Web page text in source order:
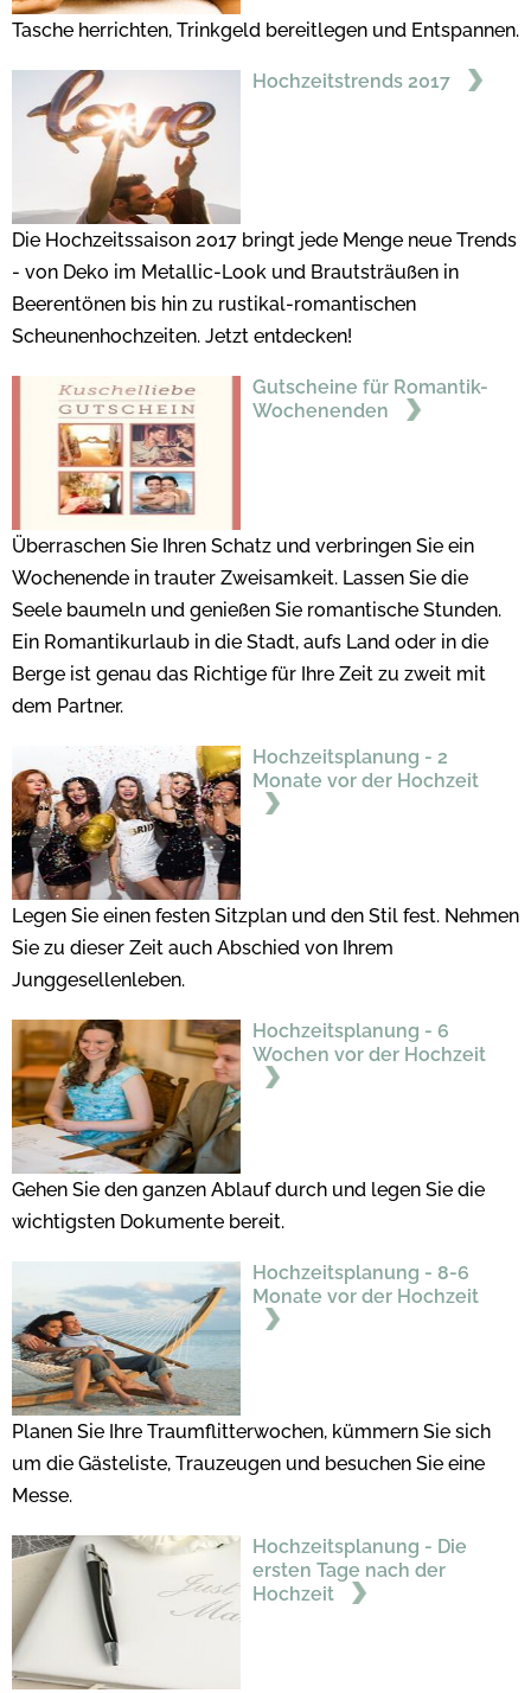
Tasche herrichten, Trinkgeld bereitlegen und Entspannen.
Hochzeitstrends 2017
Die Hochzeitssaison 2017 bringt jede Menge neue Trends
- von Deko im Metallic-Look und Brautsträußen in
Beerentönen bis hin zu rustikal-romantischen
Scheunenhochzeiten. Jetzt entdecken!
Gutscheine für Romantik-
Wochenenden
Überraschen Sie Ihren Schatz und verbringen Sie ein
Wochenende in trauter Zweisamkeit. Lassen Sie die
Seele baumeln und genießen Sie romantische Stunden.
Ein Romantikurlaub in die Stadt, aufs Land oder in die
Berge ist genau das Richtige für Ihre Zeit zu zweit mit
dem Partner.
Hochzeitsplanung - 2
Monate vor der Hochzeit
Legen Sie einen festen Sitzplan und den Stil fest. Nehmen
Sie zu dieser Zeit auch Abschied von Ihrem
Junggesellenleben.
Hochzeitsplanung - 6
Wochen vor der Hochzeit
Gehen Sie den ganzen Ablauf durch und legen Sie die
wichtigsten Dokumente bereit.
Hochzeitsplanung - 8-6
Monate vor der Hochzeit
Planen Sie Ihre Traumflitterwochen, kümmern Sie sich
um die Gästeliste, Trauzeugen und besuchen Sie eine
Messe.
Hochzeitsplanung - Die
ersten Tage nach der
Hochzeit